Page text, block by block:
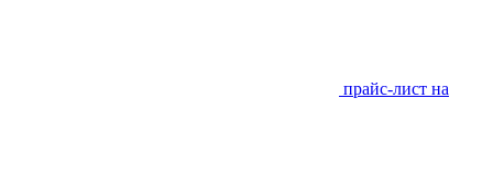
прайс-лист на